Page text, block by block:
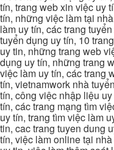
tín, trang web xin việc uy
tín, những việc làm tại
làm uy tín, các trang
tuyển dụng uy tín, 10
uy tin, những trang web
dụng uy tín, những trang
việc làm uy tín, các trang
tín, vietnamwork nhà
tín, công việc nhập liệu
tín, các trang mạng tìm
uy tín, trang tìm việc làm
tin, cac trang tuyen dung
tín, việc làm online tại